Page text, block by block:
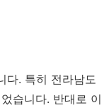
다. 특히 전라남도
습니다. 반대로 이